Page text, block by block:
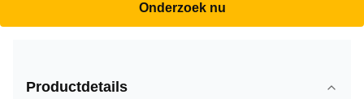
Onderzoek nu
Productdetails